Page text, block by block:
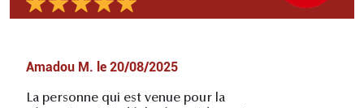
Amadou M. le 20/08/2025
La personne qui est venue pour la